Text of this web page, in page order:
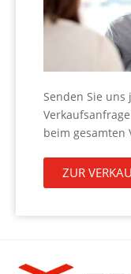
Senden Sie
beim gesamten
ZUR